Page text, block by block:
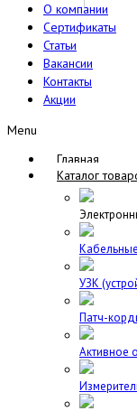
О компании
Сертификаты
Статьи
Вакансии
Контакты
Акции
Menu
Главная
Каталог
УЗК
Патч-
Активное